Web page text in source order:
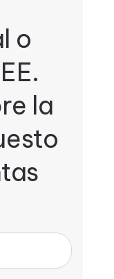
o
la